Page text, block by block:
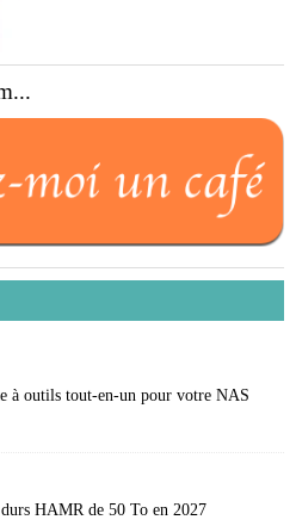
à outils tout-en-un pour votre NAS
durs HAMR de 50 To en 2027